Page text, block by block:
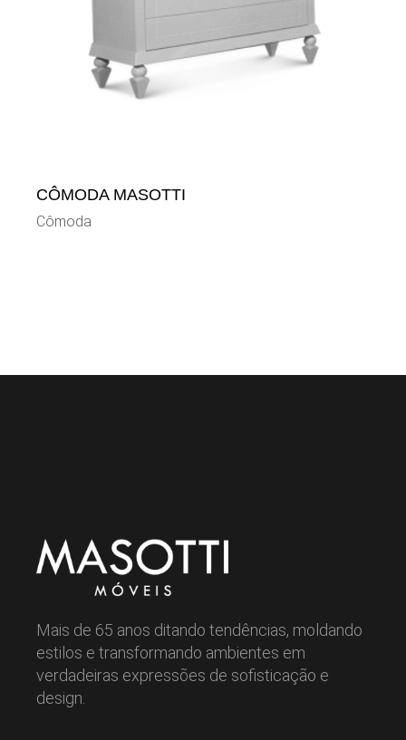
CÔMODA MASOTTI
Cômoda
Mais de 65 anos ditando tendências, moldando
estilos e transformando ambientes em
verdadeiras expressões de sofisticação e
design.